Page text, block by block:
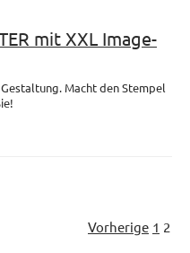
mit XXL Image-
Macht den Stempel
Vorherige 1 2